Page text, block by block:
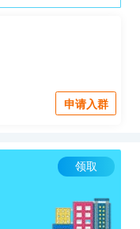
申请入群
领取